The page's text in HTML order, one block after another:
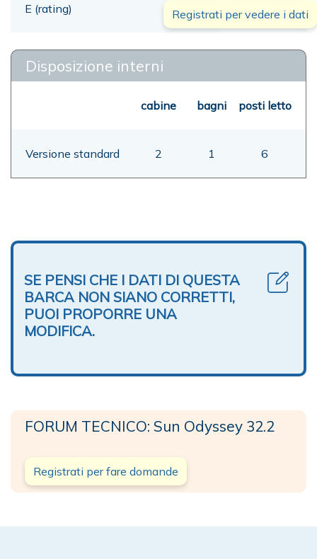
E (rating) 00,00 mt
Registrati per vedere i dati
Disposizione interni
cabine bagni posti letto
Versione standard 2 1 6
SE PENSI CHE I DATI DI QUESTA
BARCA NON SIANO CORRETTI,
PUOI PROPORRE UNA
MODIFICA.
FORUM TECNICO: Sun Odyssey 32.2
Registrati per fare domande